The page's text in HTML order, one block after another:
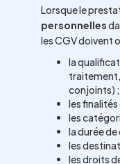
Lorsque le
personnelles
les CGV doivent
la
conjoints) ;
les
les
la durée
les
les droits